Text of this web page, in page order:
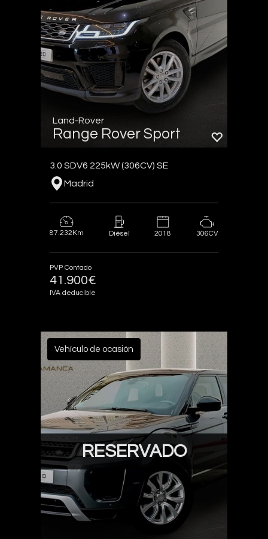
Land-Rover
Range Rover Sport
3.0 SDV6 225kW (306CV) SE
Madrid
87.232Km Diésel 2018 306CV
PVP Contado
41.900€
IVA deducible
RESERVADO
Vehículo de ocasión